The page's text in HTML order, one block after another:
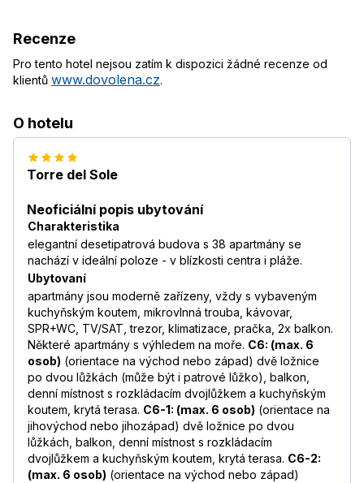
Recenze
Pro tento hotel nejsou zatím k dispozici žádné recenze od
klientů www.dovolena.cz.
O hotelu
Torre del Sole
Neoficiální popis ubytování
Charakteristika
elegantní desetipatrová budova s 38 apartmány se
nachází v ideální poloze - v blízkosti centra i pláže.
Ubytovaní
apartmány jsou moderně zařízeny, vždy s vybaveným
kuchyňským koutem, mikrovlnná trouba, kávovar,
SPR+WC, TV/SAT, trezor, klimatizace, pračka, 2x balkon.
Některé apartmány s výhledem na moře. C6: (max. 6
osob) (orientace na východ nebo západ) dvě ložnice
po dvou lůžkách (může být i patrové lůžko), balkon,
denní místnost s rozkládacím dvojlůžkem a kuchyňským
koutem, krytá terasa. C6-1: (max. 6 osob) (orientace na
jihovýchod nebo jihozápad) dvě ložnice po dvou
lůžkách, balkon, denní místnost s rozkládacím
dvojlůžkem a kuchyňským koutem, krytá terasa. C6-2:
(max. 6 osob) (orientace na východ nebo západ)